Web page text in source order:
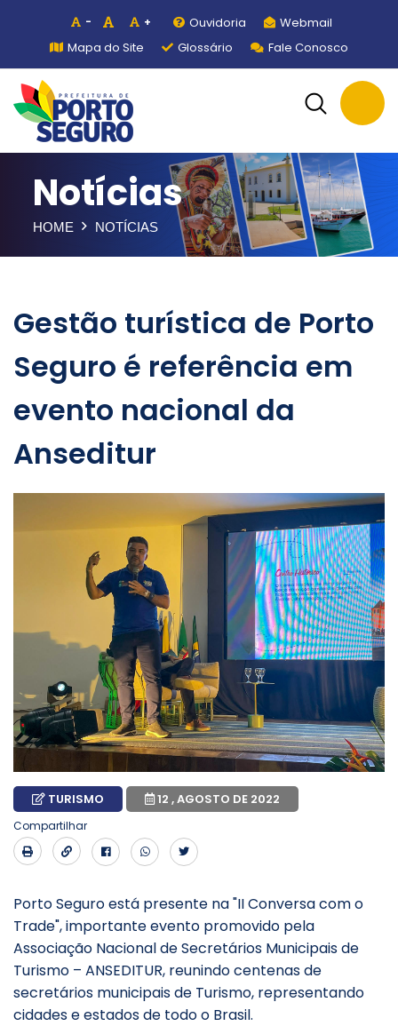
- + Ouvidoria
Webmail
Mapa do Site
Glossário Fale Conosco
Notícias
HOME NOTÍCIAS
Gestão turística de Porto
Seguro é referência em
evento nacional da
Anseditur
TURISMO 12 , AGOSTO DE 2022
Compartilhar
Porto Seguro está presente na "II Conversa com o
Trade", importante evento promovido pela
Associação Nacional de Secretários Municipais de
Turismo – ANSEDITUR, reunindo centenas de
secretários municipais de Turismo, representando
cidades e estados de todo o Brasil.